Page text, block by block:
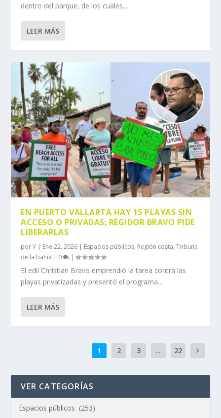
dentro del parque, de los cuales...
LEER MÁS
EN PUERTO VALLARTA HAY 15 PLAYAS SIN
ACCESO O PRIVADAS; REGIDOR BRAVO PIDE
LIBERARLAS
porY | Ene 22, 2026 | Espacios públicos, Región costa,Tribuna
de la bahia | 0 |
El edil Christian Bravo emprendió la tarea contra las
playas privatizadas y presentó el programa...
LEER MÁS
1 2 3 ... 22
VER CATEGORÍAS